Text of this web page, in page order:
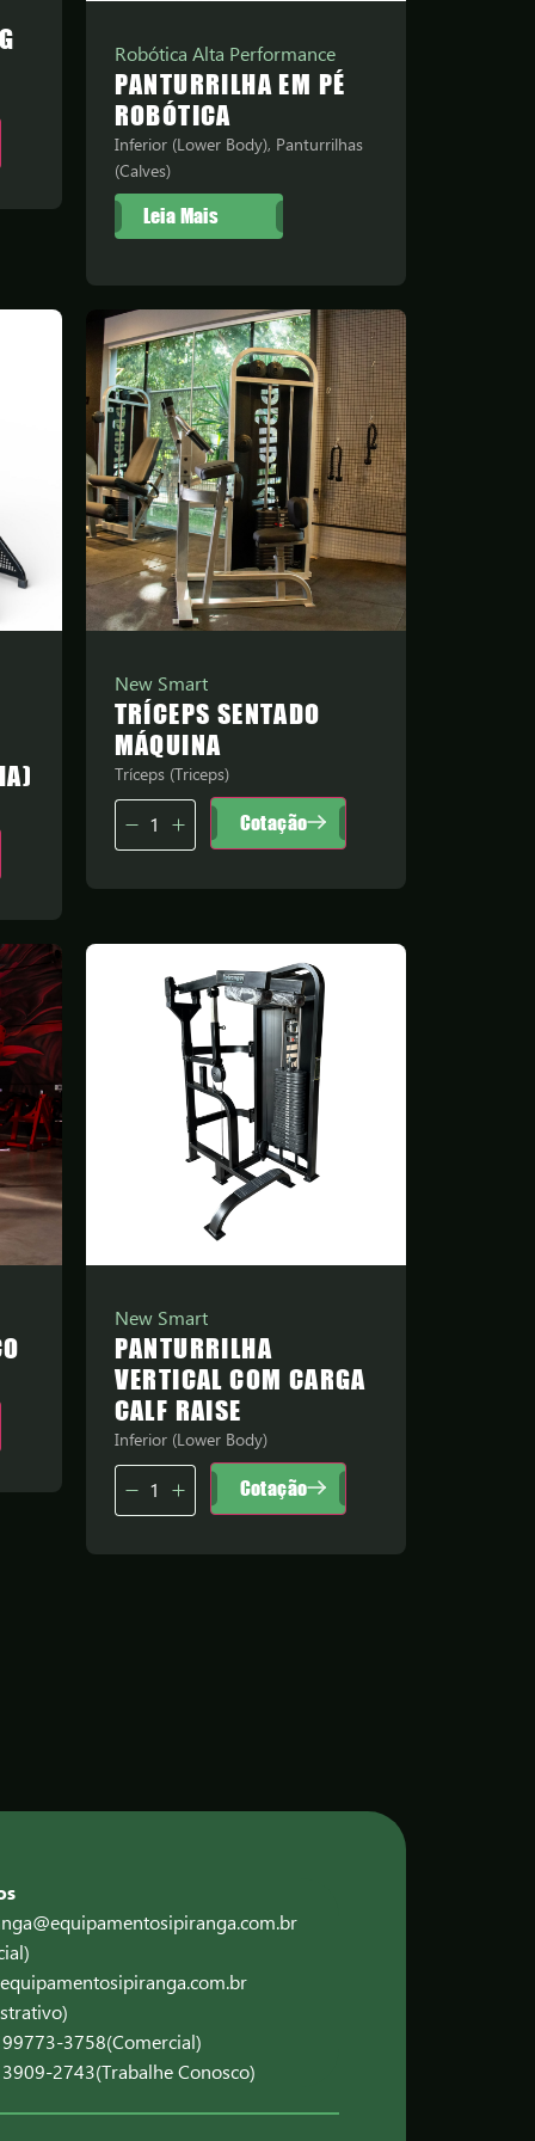
Robótica Alta Performance
PANTURRILHA EM PÉ
ROBÓTICA
Inferior (Lower Body), Panturrilhas
(Calves)
Leia Mais
New Smart
TRÍCEPS SENTADO
MÁQUINA
Tríceps (Triceps)
Cotação
New Smart
PANTURRILHA
VERTICAL COM CARGA
CALF RAISE
Inferior (Lower Body)
Cotação
3758(Comercial)
2743(Trabalhe Conosco)